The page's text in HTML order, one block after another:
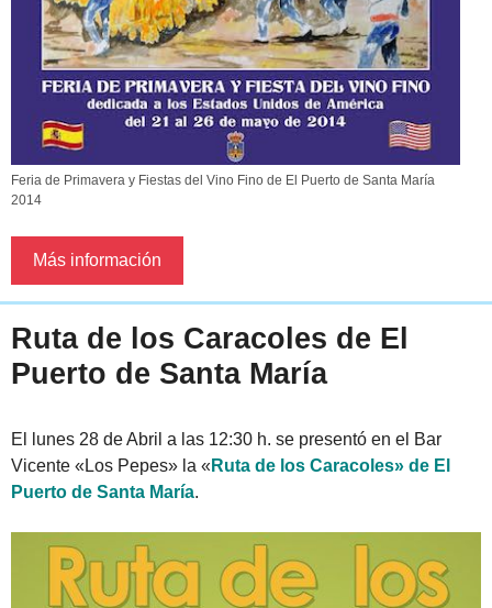
Feria de Primavera y Fiestas del Vino Fino de El Puerto de Santa María
2014
Más información
Ruta de los Caracoles de El
Puerto de Santa María
El lunes 28 de Abril a las 12:30 h. se presentó en el Bar
Vicente «Los Pepes» la « Ruta de los Caracoles» de El
Puerto de Santa María.